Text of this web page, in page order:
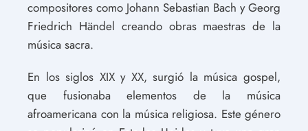
compositores como Johann Sebastian Bach y Georg
Friedrich Händel creando obras maestras de la
música sacra.
En los siglos XIX y XX, surgió la música gospel,
que fusionaba elementos de la música
afroamericana con la música religiosa. Este género